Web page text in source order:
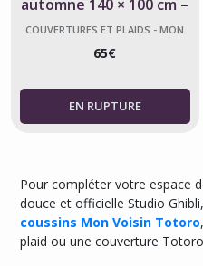
automne 140 × 100 cm –
Studio Ghibli
COUVERTURES ET PLAIDS - MON
65€
Pour compléter votre espace
douce et officielle Studio
coussins Mon Voisin Totoro
plaid ou une couverture